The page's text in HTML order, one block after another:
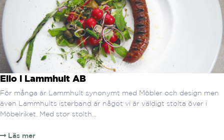
Ello i Lammhult AB
För många är Lammhult synonymt med Möbler och design men
även Lammhults isterband är något vi är väldigt stolta över i
Möbelriket. Med stor stolth...
Läs mer